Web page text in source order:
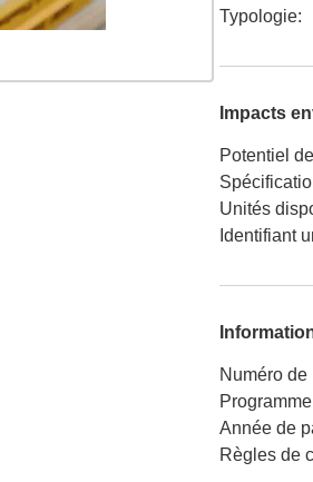
Typologie:
Impacts
Potentiel
Unités
Identifiant
Numéro de
Année de
Règles de